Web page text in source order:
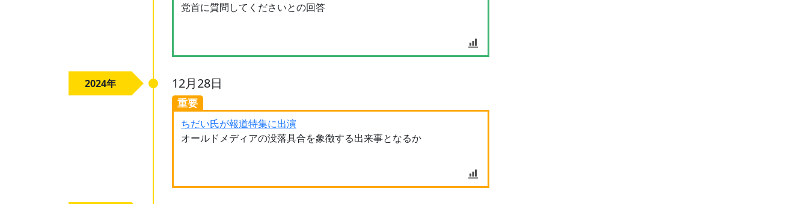
党首に質問してくださいとの回答
2024年 12月28日
重要
ちだい氏が報道特集に出演
オールドメディアの没落具合を象徴する出来事となるか